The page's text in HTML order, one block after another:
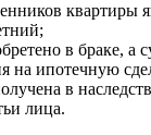
квартиры
в браке, а
на ипотечную
в
лица.